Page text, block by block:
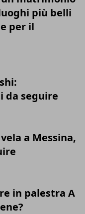
più belli
per il
da seguire
a Messina,
in palestra A